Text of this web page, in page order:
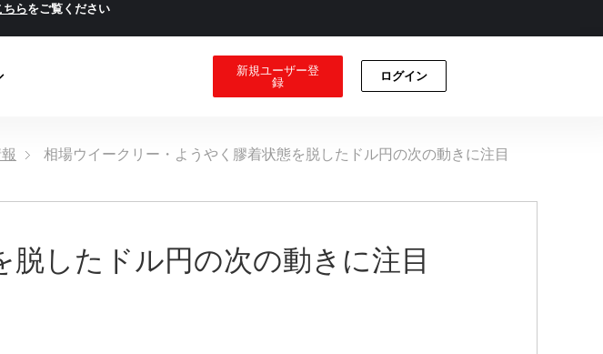
ちらをご覧ください
新規ユーザー登
録
ログイン
相場ウイークリー・ようやく膠着状態を脱したドル円の次の動きに注目
したドル円の次の動きに注目